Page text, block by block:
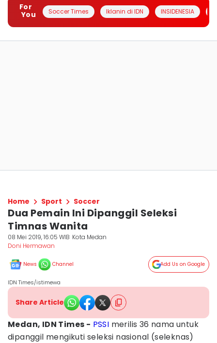
For
You
Soccer Times Iklanin di IDN INSIDENESIA
Home Sport Soccer
Dua Pemain Ini Dipanggil Seleksi
Timnas Wanita
08 Mei 2019, 16:05 WIB Kota Medan
Doni Hermawan
News Channel Add Us on Google
IDN Times/istimewa
Share Article
Medan, IDN Times - PSSI merilis 36 nama untuk
dipanggil mengikuti seleksi nasional (seleknas)